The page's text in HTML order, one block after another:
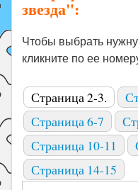
звезда":
Чтобы выбрать
кликните по ее
Страница 2-3.
Страница 6-7
Страница 10-11
Страница 14-15